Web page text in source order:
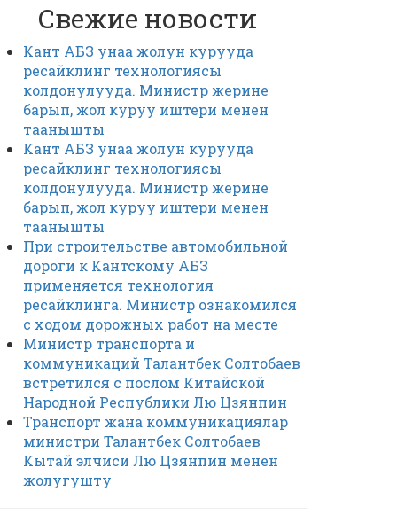
Свежие новости
Кант АБЗ унаа жолун курууда
ресайклинг технологиясы
колдонулууда. Министр жерине
барып, жол куруу иштери менен
таанышты
Кант АБЗ унаа жолун курууда
ресайклинг технологиясы
колдонулууда. Министр жерине
барып, жол куруу иштери менен
таанышты
При строительстве автомобильной
дороги к Кантскому АБЗ
применяется технология
ресайклинга. Министр ознакомился
с ходом дорожных работ на месте
Министр транспорта и
коммуникаций Талантбек Солтобаев
встретился с послом Китайской
Народной Республики Лю Цзянпин
Транспорт жана коммуникациялар
министри Талантбек Солтобаев
Кытай элчиси Лю Цзянпин менен
жолугушту